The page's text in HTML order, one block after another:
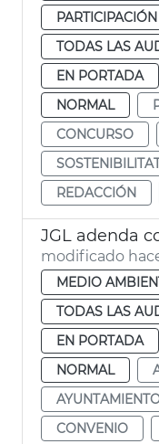
PARTICIPACIÓN
TODAS LAS
EN PORTADA
NORMAL
CONCURSO
REDACCIÓN
modificado
MEDIO
TODAS LAS
EN PORTADA
NORMAL
CONVENIO